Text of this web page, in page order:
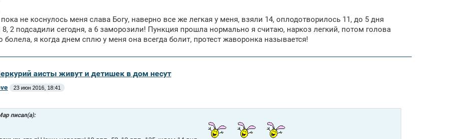
пока не коснулось меня слава Богу, наверно все же легкая у меня, взяли 14, оплодотворилось 11, до 5 дня
2 подсадили сегодня, а 6 заморозили! Пункция прошла нормально я считаю, наркоз легкий, потом голова
болела, я когда днем сплю у меня она всегда болит, протест жаворонка называется!
аисты живут и детишек в дом несут
23 июн 2016, 18:41
писал(а):